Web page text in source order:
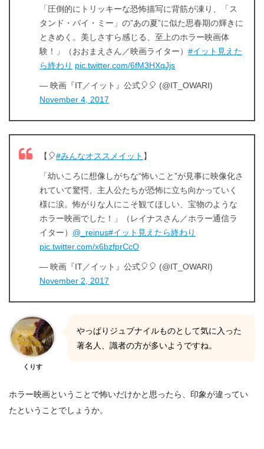
「圧倒的にトリッキーな恐怖描写に背筋が凍り、「ス
タンド・バイ・ミー」の”あの夏”に似た思春期の輝きに
ときめく。美しさすら感じる、至上のホラー映画体
験！」（おおまえさん／映画ライター） #イット見えた
ら終わり pic.twitter.com/6fM3HXqJjs
— 映画『IT／イット』公式🎈🎈 (@IT_OWARI)
November 4, 2017
【🎈#みんなオススメイット 】
「幼いころに想像しがちな“怖いこと”が見事に映像化さ
れていて驚愕、主人公たちが恐怖に立ち向かっていく
様に涙。怖がりな人にこそ観てほしい、宝物のような
ホラー映画でした！」（レイナスさん／ホラー通信ラ
イター） @_reinus#イット見えたら終わり
pic.twitter.com/x6bzfprCcO
— 映画『IT／イット』公式🎈🎈 (@IT_OWARI)
November 2, 2017
くりす
やっぱりジュブナイルものとして気に入った
著名人、識者の方が多いようですね。
ホラー映画ということで怖いだけかと思ったら、印象が違ってい
たということでしょうか。